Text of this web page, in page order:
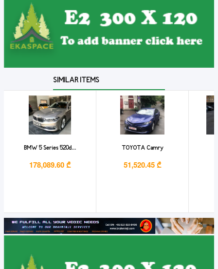
SIMILAR ITEMS
BMW 5 Series 520d...
178,089.60 ₾
TOYOTA Camry
51,520.45 ₾